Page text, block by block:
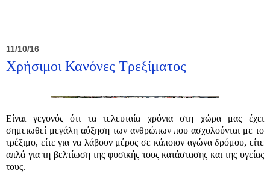
11/10/16
Χρήσιμοι Κανόνες Τρεξίματος
Είναι γεγονός ότι τα τελευταία χρόνια στη χώρα μας έχει
σημειωθεί μεγάλη αύξηση των ανθρώπων που ασχολούνται με το
τρέξιμο, είτε για να λάβουν μέρος σε κάποιον αγώνα δρόμου, είτε
απλά για τη βελτίωση της φυσικής τους κατάστασης και της υγείας
τους.